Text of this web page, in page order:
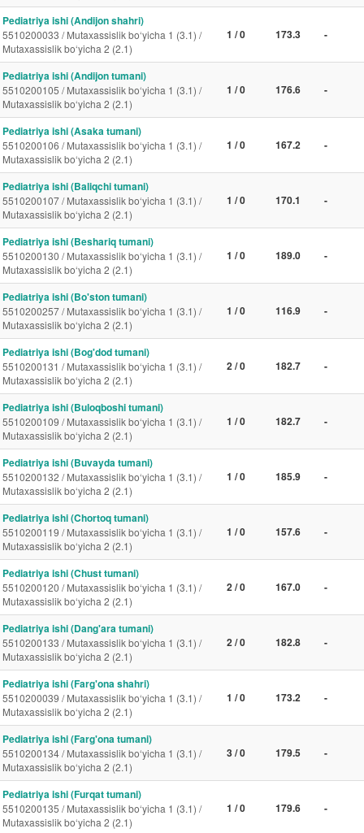
Pediatriya ishi (Andijon shahri)
5510200033 / Mutaxassislik bo‘yicha 1 (3.1) /
Mutaxassislik bo‘yicha 2 (2.1)
1 / 0 173.3 -
Pediatriya ishi (Andijon tumani)
5510200105 / Mutaxassislik bo‘yicha 1 (3.1) /
Mutaxassislik bo‘yicha 2 (2.1)
1 / 0 176.6 -
Pediatriya ishi (Asaka tumani)
5510200106 / Mutaxassislik bo‘yicha 1 (3.1) /
Mutaxassislik bo‘yicha 2 (2.1)
1 / 0 167.2 -
Pediatriya ishi (Baliqchi tumani)
5510200107 / Mutaxassislik bo‘yicha 1 (3.1) /
Mutaxassislik bo‘yicha 2 (2.1)
1 / 0 170.1 -
Pediatriya ishi (Beshariq tumani)
5510200130 / Mutaxassislik bo‘yicha 1 (3.1) /
Mutaxassislik bo‘yicha 2 (2.1)
1 / 0 189.0 -
Pediatriya ishi (Bo'ston tumani)
5510200257 / Mutaxassislik bo‘yicha 1 (3.1) /
Mutaxassislik bo‘yicha 2 (2.1)
1 / 0 116.9 -
Pediatriya ishi (Bog'dod tumani)
5510200131 / Mutaxassislik bo‘yicha 1 (3.1) /
Mutaxassislik bo‘yicha 2 (2.1)
2 / 0 182.7 -
Pediatriya ishi (Buloqboshi tumani)
5510200109 / Mutaxassislik bo‘yicha 1 (3.1) /
Mutaxassislik bo‘yicha 2 (2.1)
1 / 0 182.7 -
Pediatriya ishi (Buvayda tumani)
5510200132 / Mutaxassislik bo‘yicha 1 (3.1) /
Mutaxassislik bo‘yicha 2 (2.1)
1 / 0 185.9 -
Pediatriya ishi (Chortoq tumani)
5510200119 / Mutaxassislik bo‘yicha 1 (3.1) /
Mutaxassislik bo‘yicha 2 (2.1)
1 / 0 157.6 -
Pediatriya ishi (Chust tumani)
5510200120 / Mutaxassislik bo‘yicha 1 (3.1) /
Mutaxassislik bo‘yicha 2 (2.1)
2 / 0 167.0 -
Pediatriya ishi (Dang'ara tumani)
5510200133 / Mutaxassislik bo‘yicha 1 (3.1) /
Mutaxassislik bo‘yicha 2 (2.1)
2 / 0 182.8 -
Pediatriya ishi (Farg'ona shahri)
5510200039 / Mutaxassislik bo‘yicha 1 (3.1) /
Mutaxassislik bo‘yicha 2 (2.1)
1 / 0 173.2 -
Pediatriya ishi (Farg'ona tumani)
5510200134 / Mutaxassislik bo‘yicha 1 (3.1) /
Mutaxassislik bo‘yicha 2 (2.1)
3 / 0 179.5 -
Pediatriya ishi (Furqat tumani)
5510200135 / Mutaxassislik bo‘yicha 1 (3.1) /
Mutaxassislik bo‘yicha 2 (2.1)
1 / 0 179.6 -